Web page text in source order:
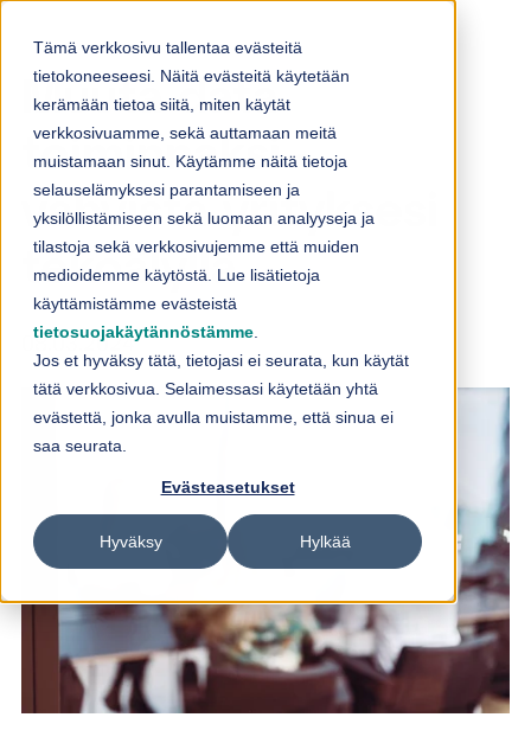
Tämä verkkosivu tallentaa evästeitä
tietokoneeseesi. Näitä evästeitä käytetään
kerämään tietoa siitä, miten käytät
verkkosivuamme, sekä auttamaan meitä
muistamaan sinut. Käytämme näitä tietoja
selauselämyksesi parantamiseen ja
yksilöllistämiseen sekä luomaan analyyseja ja
tilastoja sekä verkkosivujemme että muiden
medioidemme käytöstä. Lue lisätietoja
käyttämistämme evästeistä
tietosuojakäytännöstämme
Jos et hyväksy tätä, tietojasi ei seurata, kun käytät
tätä verkkosivua. Selaimessasi käytetään yhtä
evästettä, jonka avulla muistamme, että sinua ei
saa seurata.
Evästeasetukset
Hyväksy Hylkää
Muuta data
toiminnaksi -
vahvista yrityksesi
tekoälyllä
08.03.2024